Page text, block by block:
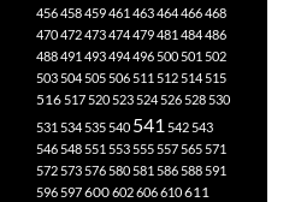
456458459461 463464466468
470472473474479481 484486
488491 493494496 500 501 502
503 504 505 506 511 512 514 515
516 517 520 523 524 526 528 530
531 534 535 540 541 542 543
546 548 551 553 555 557 565 571
572 573 576 580 581 586 588 591
596 597600602606610611